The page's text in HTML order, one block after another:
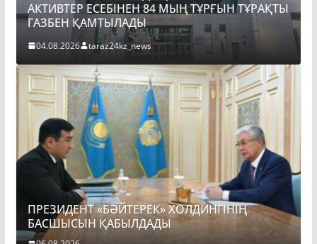
ПРЕЗИДЕНТ «БӘЙТЕРЕК» ХОЛДИНГІНІҢ
БАСШЫСЫН ҚАБЫЛДАДЫ
06.08.2026 taraz24kz_news
ПРЕЗИДЕНТ «БӘЙТЕРЕК» ХОЛДИНГІНІҢ
БАСШЫСЫН ҚАБЫЛДАДЫ